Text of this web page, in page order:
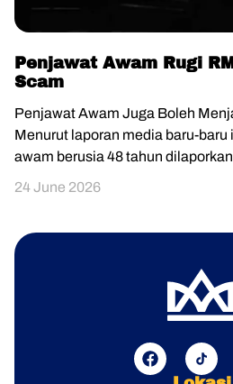
Penjawat Awam Rugi
Scam
24 June 2026
Penjawat Awam Juga Boleh
Menurut laporan media baru-
awam berusia 48 tahun